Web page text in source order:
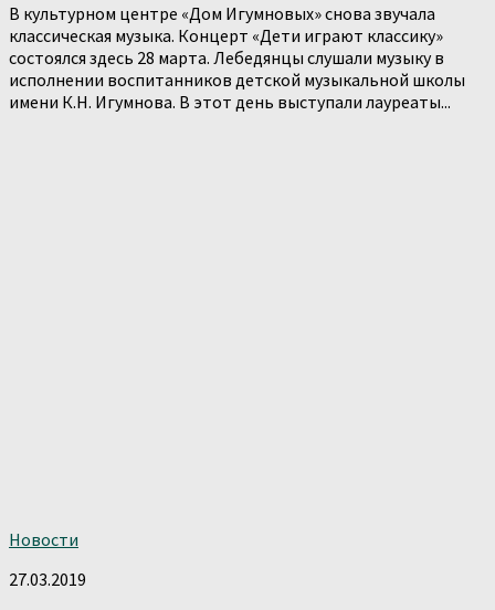
В культурном центре «Дом Игумновых» снова звучала
классическая музыка. Концерт «Дети играют классику»
состоялся здесь 28 марта. Лебедянцы слушали музыку в
исполнении воспитанников детской музыкальной школы
имени К.Н. Игумнова. В этот день выступали лауреаты...
Новости
27.03.2019